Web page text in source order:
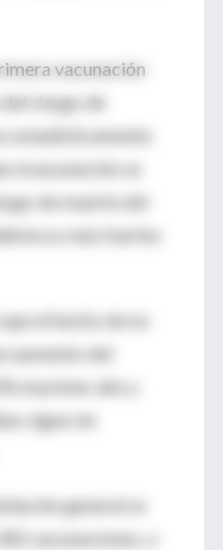
vacunación
riesgo de
estadísticamente
revacunación se
de muerte del
más fuertes
el hecho de no
aumento del
el primer año y
sigue sin
general se
vacunaciones, o